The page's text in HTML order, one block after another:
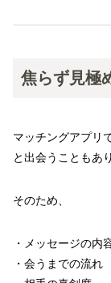
焦らず見極
マッチングアプリ
と出会うこともあ
そのため、
・メッセージの内
・会うまでの流れ